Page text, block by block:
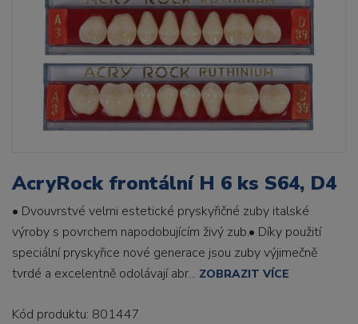
AcryRock frontální H 6 ks S64, D4
• Dvouvrstvé velmi estetické pryskyřičné zuby italské
výroby s povrchem napodobujícím živý zub.• Díky použití
speciální pryskyřice nové generace jsou zuby výjimečně
tvrdé a excelentně odolávají abr... ZOBRAZIT VÍCE
Kód produktu: 801447